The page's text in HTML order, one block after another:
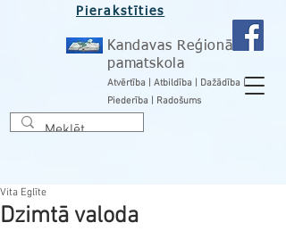
Pierakstīties
Kandavas Reģionālā
pamatskola
Atvērtība | Atbildība | Dažādība |
Piederība | Radošums
Dzimtā valoda
Vita Eglīte